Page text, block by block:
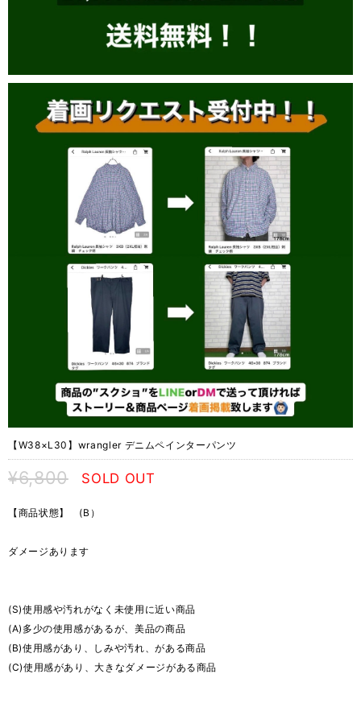
【W38×L30】wrangler デニムペインターパンツ
¥6,800 SOLD OUT
【商品状態】 (B）
ダメージあります
(S)使用感や汚れがなく未使用に近い商品
(A)多少の使用感があるが、美品の商品
(B)使用感があり、しみや汚れ、がある商品
(C)使用感があり、大きなダメージがある商品